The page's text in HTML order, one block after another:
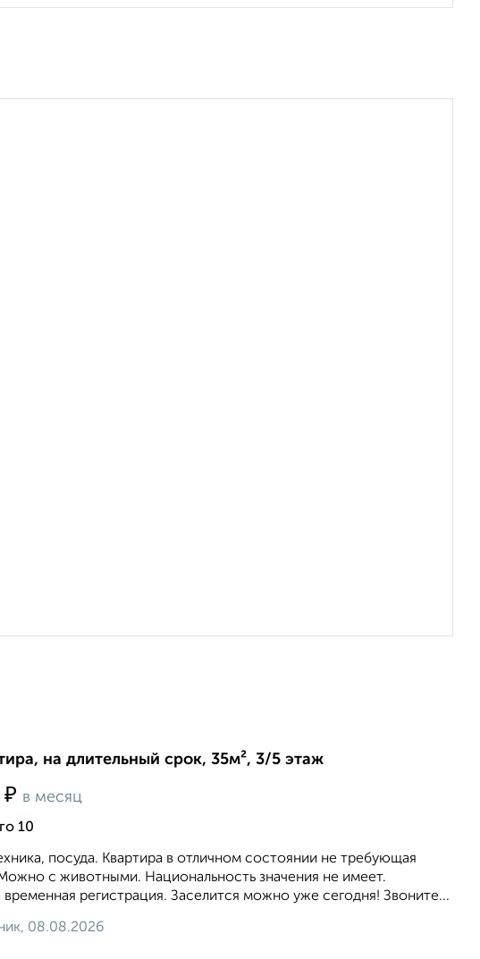
на длительный срок, 35м², 3/5 этаж
₽ в месяц
10
посуда. Квартира в отличном состоянии не требующая
с животными. Национальность значения не имеет.
регистрация. Заселится можно уже сегодня! Звоните...
08.08.2026